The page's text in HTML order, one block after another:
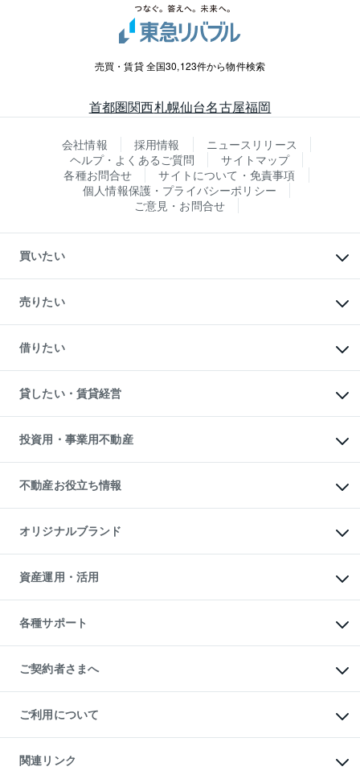
売買・賃貸 全国30,123件から物件検索
首都圏関西札幌仙台名古屋福岡
会社情報 採用情報
ニュースリリース
ヘルプ・よくあるご質問
サイトマップ
各種お問合せ
サイトについて・免責事項
個人情報保護・プライバシーポリシー
ご意見・お問合せ
買いたい
新築・分譲マンションの購入
中古マンションの購入
一戸建ての購入
中古一戸建ての購入
不動産購入の流れ
注目キーワード物件特集
購入ガイド
English 繁体中文簡体中文
売りたい
一戸建ての売却・査定
土地の売却・査定
スピードAI査定
不動産査定について
不動産売却の流れ
不動産買換えの流れ
売却ガイド
借りたい
オフィス・店舗の賃貸
借りるときの流れ
借りるガイド
貸したい・賃貸経営
マンション賃料データ
賃貸管理プラン
リロケーションについて
貸すガイド
投資用・事業用不動産
事業用不動産
マンション投資
投資用マンション
アパート経営
収益物件
ビル購入（ビル一棟）
投資用不動産の売却査定
事業用不動産の売却査定
不動産お役立ち情報
マンションライブラリー
人気マンションランキング
暮らしに役立つ不動産メディア
不動産相場・不動産価格情報
不動産コラム・ニュース
不動産用語集
不動産なんでもネット相談室
住まいの税金
オリジナルブランド
一棟リノベーションマンション
L`GENTE（ルジェンテ）
区分リノベーションマンション
投資用一棟レジデンスWELL
不動産小口投資
LEGACIA（レガシア）
資産運用・活用
不動産M&A
アセットマネジメント・出資
各種サポート
相続サポート
リフォームサポート
ご契約者さまへ
ご紹介・再契約特典
入居者様専用-各種ご案内（賃貸）
東急こすもす会「こすもすWeb」
ご利用について
金融商品取引について
東急リバブル ソーシャルメディアポリシー
関連リンク